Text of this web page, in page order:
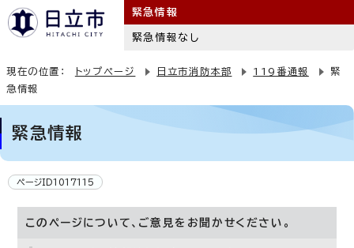
緊急情報
緊急情報なし
現在の位置： トップページ 日立市消防本部 119番通報
緊
急情報
緊急情報
ページID1017115
このページについて、ご意見をお聞かせください。